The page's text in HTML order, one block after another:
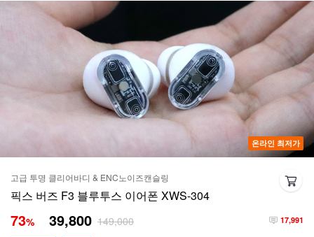
온라인 최저가
고급 투명 클리어바디 & ENC노이즈캔슬링
픽스 버즈 F3 블루투스 이어폰 XWS-304
17,991
73% 39,800 149,000